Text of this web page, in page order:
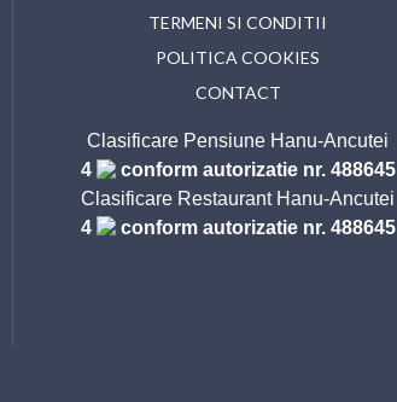
TERMENI SI CONDITII
POLITICA COOKIES
CONTACT
Clasificare Pensiune Hanu-Ancutei
4
conform autorizatie nr. 488645
Clasificare Restaurant Hanu-Ancutei
4
conform autorizatie nr. 488645